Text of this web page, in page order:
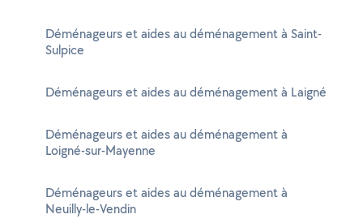
Déménageurs et aides au déménagement à Saint-
Sulpice
Déménageurs et aides au déménagement à Laigné
Déménageurs et aides au déménagement à
Loigné-sur-Mayenne
Déménageurs et aides au déménagement à
Neuilly-le-Vendin